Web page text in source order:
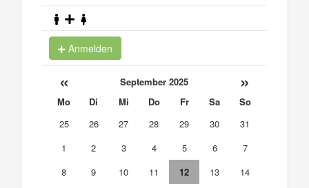
Anmelden
« September 2025 »
Mo Di Mi Do Fr Sa
So
25
26 27 28 29 30
31
1
2 3 4 5 6
7
8
9 10 11 12 13
14